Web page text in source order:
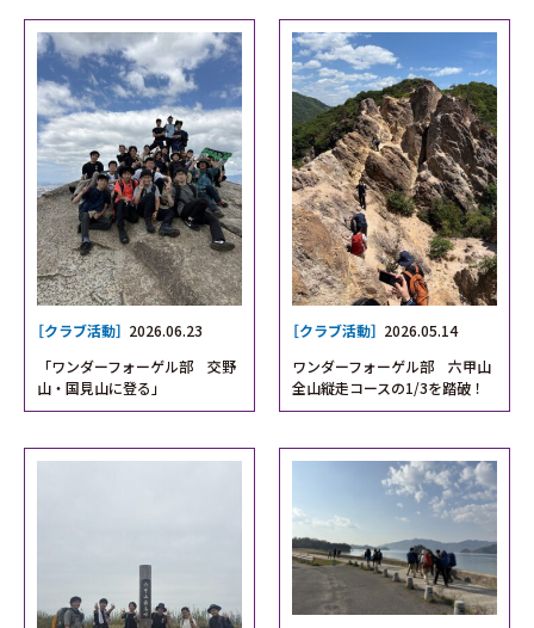
［クラブ活動］ 2026.06.23
「ワンダーフォーゲル部 交野
山・国見山に登る」
［クラブ活動］ 2026.05.14
ワンダーフォーゲル部 六甲山
全山縦走コースの1/3を踏破！